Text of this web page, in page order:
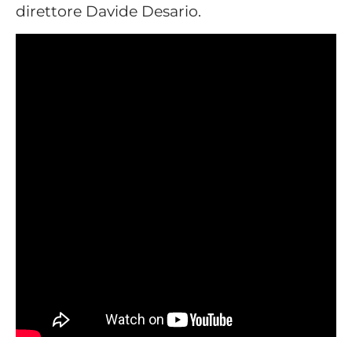
direttore Davide Desario.